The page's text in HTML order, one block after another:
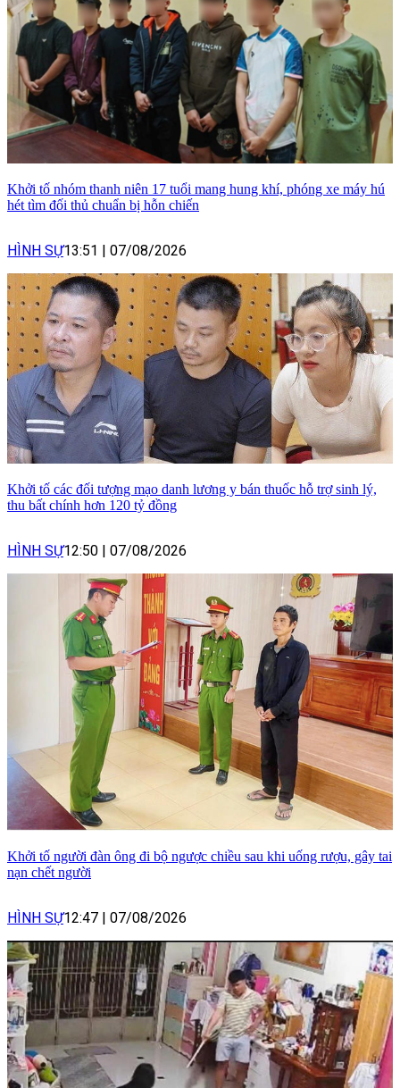
Khởi tố nhóm thanh niên 17 tuổi mang hung khí, phóng xe máy hú
hét tìm đối thủ chuẩn bị hỗn chiến
HÌNH SỰ13:51 | 07/08/2026
Khởi tố các đối tượng mạo danh lương y bán thuốc hỗ trợ sinh lý,
thu bất chính hơn 120 tỷ đồng
HÌNH SỰ12:50 | 07/08/2026
Khởi tố người đàn ông đi bộ ngược chiều sau khi uống rượu, gây tai
nạn chết người
HÌNH SỰ12:47 | 07/08/2026